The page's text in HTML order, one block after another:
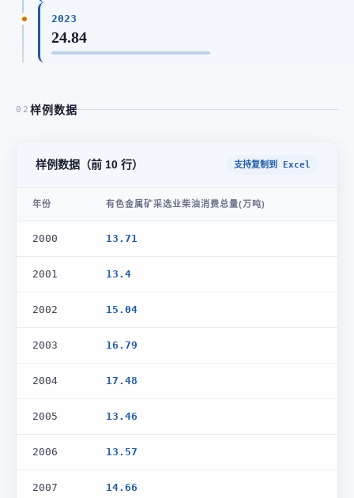
2023
24.84
02 样例数据
样例数据（前 10 行） 支持复制到 Excel
年份 有色金属矿采选业柴油消费总量(万吨)
2000 13.71
2001 13.4
2002 15.04
2003 16.79
2004 17.48
2005 13.46
2006 13.57
2007 14.66